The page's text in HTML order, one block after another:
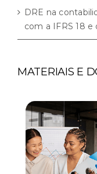
DRE na
com a IFRS 18 e
MATERIAIS E